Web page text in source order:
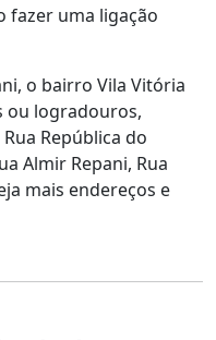
fazer uma ligação
o bairro Vila Vitória
ou logradouros,
República do
Almir Repani, Rua
mais endereços e